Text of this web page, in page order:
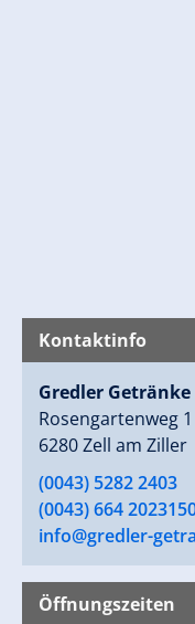
Kontaktinfo
Gredler Getränke
Rosengartenweg 1
6280 Zell am Ziller
(0043) 5282 2403
(0043) 664
info@gredler-
Öffnungszeiten